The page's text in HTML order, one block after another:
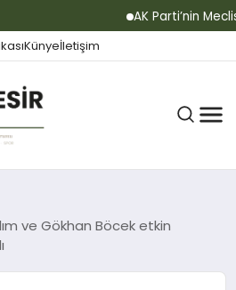
AK Parti’nin
Künyeİletişim
ve Gökhan Böcek etkin